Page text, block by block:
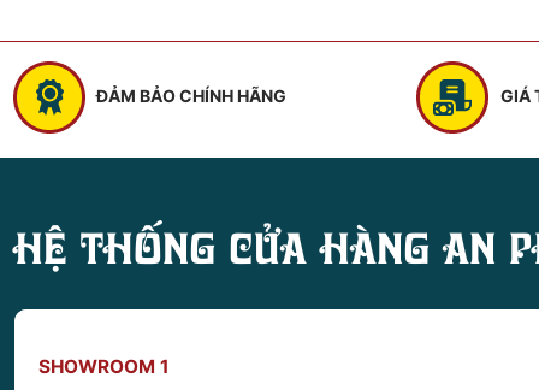
ĐẢM BẢO CHÍNH HÃNG GIÁ
HỆ THỐNG CỬA HÀNG AN
SHOWROOM 1